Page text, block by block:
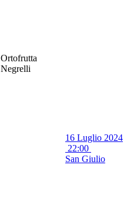
16 Luglio 2024
22:00
San Giulio
Ortofrutta
Negrelli